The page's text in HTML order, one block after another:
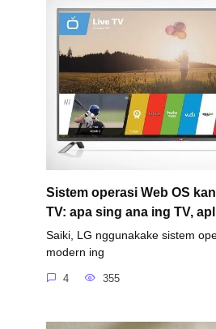
Sistem operasi Web OS
TV: apa sing ana ing TV,
Saiki, LG nggunakake sistem
modern ing
4 355